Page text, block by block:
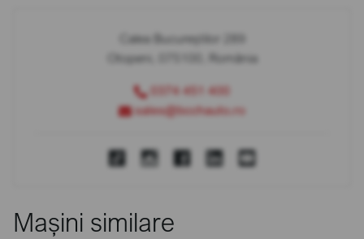
Calea Bucureștilor 289
Otopeni, 075100, România
0374 451 400
sales@bcchauto.ro
Mașini similare